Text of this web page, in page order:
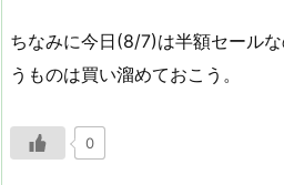
ちなみに今日(8/7)は半額セール
うものは買い溜めておこう。
0